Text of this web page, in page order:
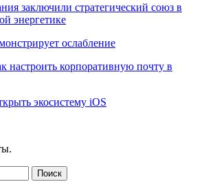
заключили стратегический союз в
энергетике
ослабление
настроить корпоративную почту в
экосистему iOS